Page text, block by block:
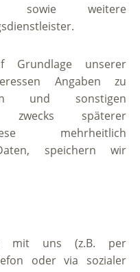
sowie weitere
Grundlage unserer
Angaben zu
und sonstigen
zwecks späterer
mehrheitlich
speichern wir
mit uns (z.B. per
oder via sozialer